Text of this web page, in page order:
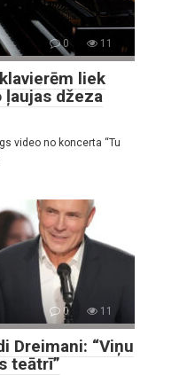
0 11
liek
džeza
video no koncerta “Tu
0 11
Dreimani: “Viņu
teātrī”